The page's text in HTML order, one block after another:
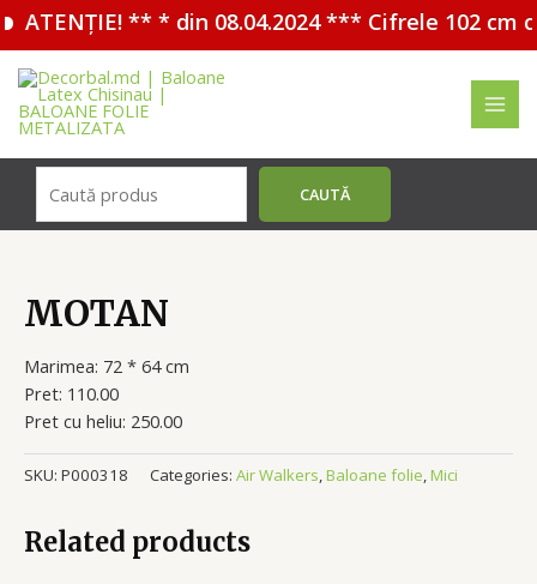
ATENȚIE! ** * din 08.04.2024 *** Cifrele 102 cm
Перейти
содержимому
CAUTĂ
MOTAN
Marimea: 72 * 64 cm
Pret: 110.00
Pret cu heliu: 250.00
SKU: P000318 Categories: Air Walkers,Baloane folie,Mici
Related products